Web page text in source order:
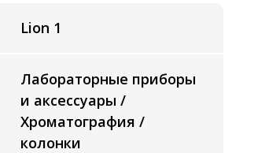
Lion 1
Лабораторные приборы
и аксессуары /
Хроматография /
колонки